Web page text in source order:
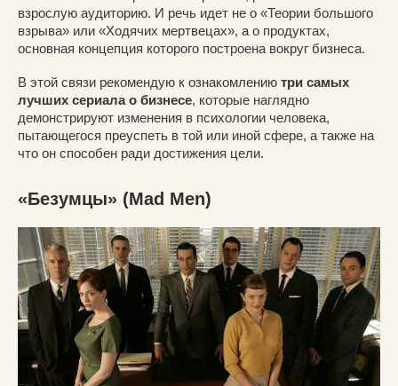
взрослую аудиторию. И речь идет не о «Теории большого
взрыва» или «Ходячих мертвецах», а о продуктах,
основная концепция которого построена вокруг бизнеса.
В этой связи рекомендую к ознакомлению три самых
лучших сериала о бизнесе, которые наглядно
демонстрируют изменения в психологии человека,
пытающегося преуспеть в той или иной сфере, а также на
что он способен ради достижения цели.
«Безумцы» (Mad Men)